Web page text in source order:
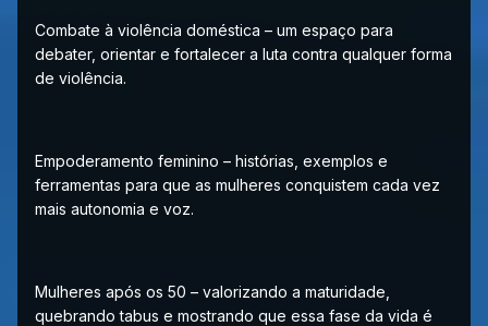
Combate à violência doméstica – um espaço para
debater, orientar e fortalecer a luta contra qualquer forma
de violência.
Empoderamento feminino – histórias, exemplos e
ferramentas para que as mulheres conquistem cada vez
mais autonomia e voz.
Mulheres após os 50 – valorizando a maturidade,
quebrando tabus e mostrando que essa fase da vida é